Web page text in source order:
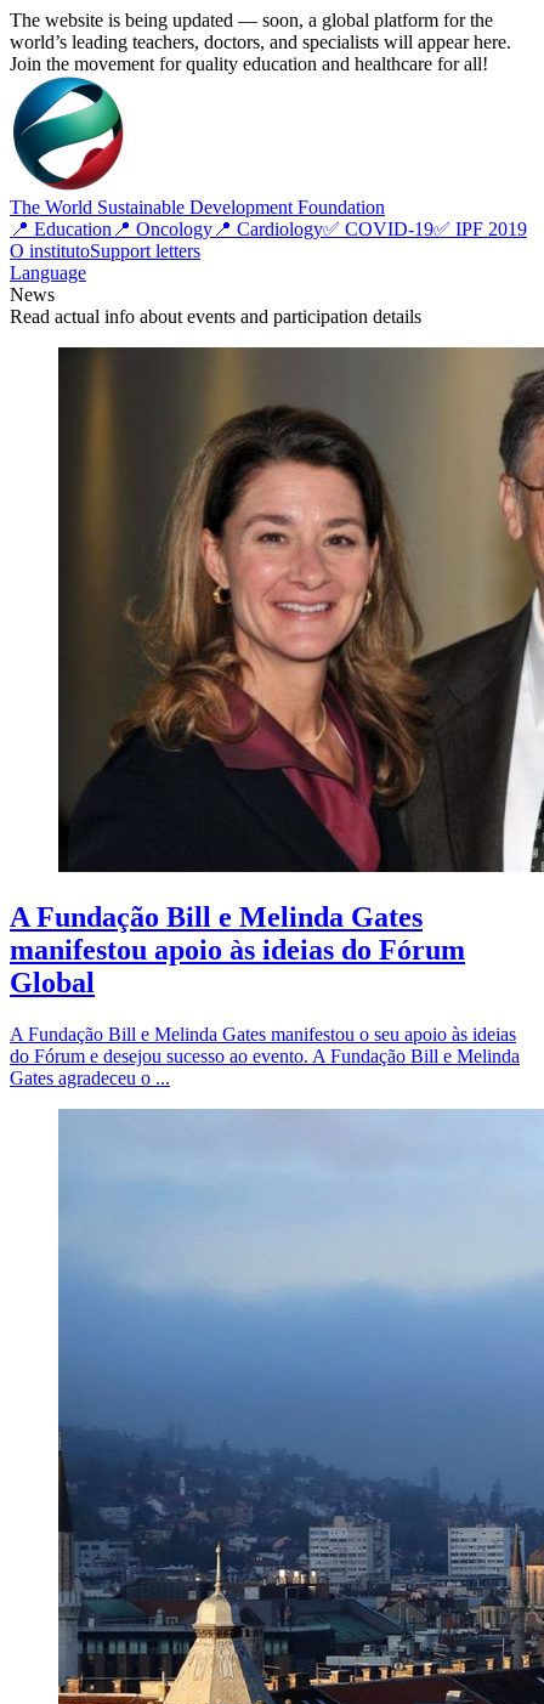
The website is being updated — soon, a global platform for the
world’s leading teachers, doctors, and specialists will appear here.
Join the movement for quality education and healthcare for all!
The World Sustainable Development Foundation
📍 Education 📍 Oncology 📍 Cardiology✅ COVID-19✅ IPF 2019
O institutoSupport letters
Language
News
Read actual info about events and participation details
A Fundação Bill e Melinda Gates
manifestou apoio às ideias do Fórum
Global
A Fundação Bill e Melinda Gates manifestou o seu apoio às ideias
do Fórum e desejou sucesso ao evento. A Fundação Bill e Melinda
Gates agradeceu o ...